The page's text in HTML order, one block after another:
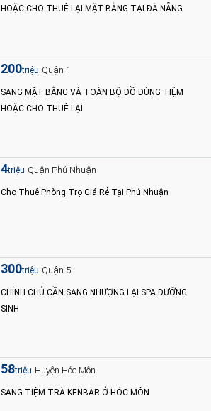
HOẶC CHO THUÊ LẠI MẶT BẰNG TẠI ĐÀ NẴNG
200triệu Quận 1
SANG MẶT BẰNG VÀ TOÀN BỘ ĐỒ DÙNG TIỆM
HOẶC CHO THUÊ LẠI
4triệu Quận Phú Nhuận
Cho Thuê Phòng Trọ Giá Rẻ Tại Phú Nhuận
300triệu Quận 5
CHÍNH CHỦ CẦN SANG NHƯỢNG LẠI SPA DƯỠNG
SINH
58triệu Huyện Hóc Môn
SANG TIỆM TRÀ KENBAR Ở HÓC MÔN